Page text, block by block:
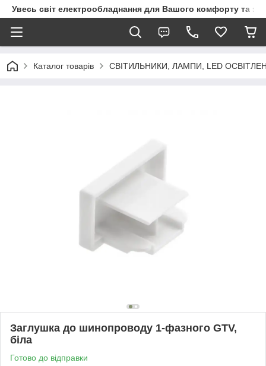
Увесь світ електрообладнання для Вашого комфорту та
Каталог товарів СВІТИЛЬНИКИ, ЛАМПИ, LED
Заглушка до шинопроводу 1-фазного GTV,
біла
Готово до відправки